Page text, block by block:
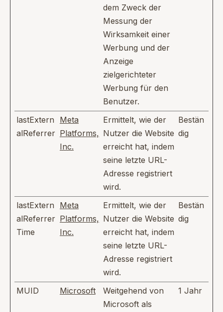
dem Zweck der
Messung der
Wirksamkeit einer
Werbung und der
Anzeige
zielgerichteter
Werbung für den
Benutzer.
lastExtern
alReferrer
Meta
Platforms,
Inc.
Ermittelt, wie der
Nutzer die Website
erreicht hat, indem
seine letzte URL-
Adresse registriert
wird.
Bestän
dig
lastExtern
alReferrer
Time
Meta
Platforms,
Inc.
Ermittelt, wie der
Nutzer die Website
erreicht hat, indem
seine letzte URL-
Adresse registriert
wird.
Bestän
dig
MUID Microsoft
Weitgehend von
Microsoft als
1 Jahr